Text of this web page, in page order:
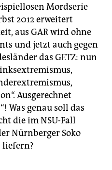
Mordserie
2012 erweitert
aus GAR wird ohne
und jetzt auch gegen
das GETZ: nun
Ausgerechnet
Was genau soll das
die im NSU-Fall
Nürnberger Soko
liefern?